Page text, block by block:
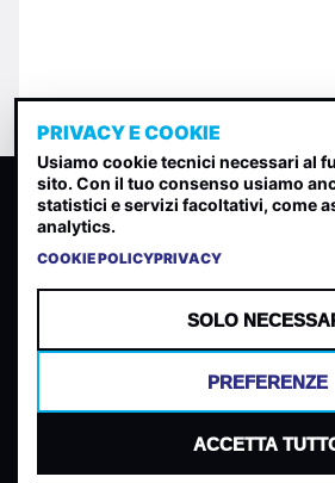
CLASSIFICA INDIE
Classifica per indice di gradimento
TERMINI E CONDIZIONI
COOKIES
PRIVACY E COOKIE
Usiamo cookie tecnici necessari al
sito. Con il tuo consenso usiamo
statistici e servizi facoltativi, come
analytics.
COOKIE POLICYPRIVACY
SOLO
PREFERENZE
ACCETTA